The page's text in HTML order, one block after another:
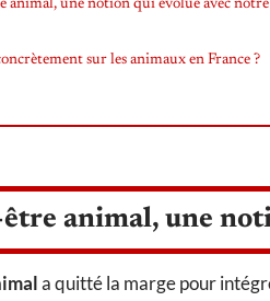
animal, une notion qui évolue avec notre
sur les animaux en France ?
animal, une
a quitté la marge pour